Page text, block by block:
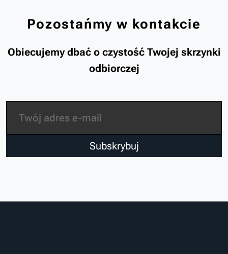
Pozostańmy w kontakcie
Obiecujemy dbać o czystość Twojej skrzynki
odbiorczej
Subskrybuj